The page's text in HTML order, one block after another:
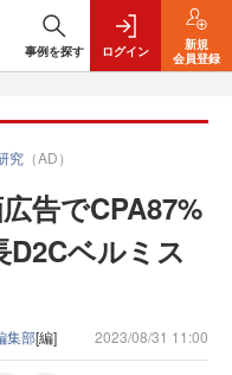
事例を探す ログイン
新規
会員登録
究 （AD）
告でCPA87%
D2Cベルミス
集部[編] 2023/08/31 11:00